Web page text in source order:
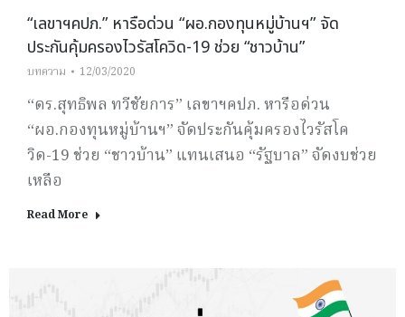
“เลขาฯคปภ.” หารือด่วน “ผอ.กองทุนหมู่บ้านฯ” จัด
ประกันคุ้มครองไวรัสโควิด-19 ช่วย “ชาวบ้าน”
บทความ 12/03/2020
“ดร.สุทธิพล ทวีชัยการ” เลขาฯคปภ. หารือด่วน
“ผอ.กองทุนหมู่บ้านฯ” จัดประกันคุ้มครองไวรัสโค
วิด-19 ช่วย “ชาวบ้าน” แทนเสนอ “รัฐบาล” จัดงบช่วย
เหลือ
Read More